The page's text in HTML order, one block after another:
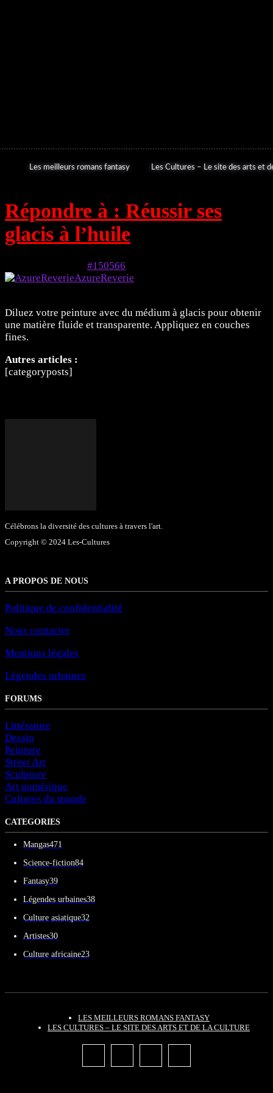
Les meilleurs romans fantasy Les Cultures – Le site des arts et
Répondre à : Réussir ses
glacis à l’huile
#150566
AzureReverie
Diluez votre peinture avec du médium à glacis pour obtenir
une matière fluide et transparente. Appliquez en couches
fines.
Autres articles :
[categoryposts]
Célébrons la diversité des cultures à travers l'art.
Copyright © 2024 Les-Cultures
A PROPOS DE NOUS
Politique de confidentialité
Nous contacter
Mentions légales
Légendes urbaines
FORUMS
Littérature
Dessin
Peinture
Street Art
Sculpture
Art numérique
Cultures du monde
CATEGORIES
Mangas471
Science-fiction84
Fantasy39
Légendes urbaines38
Culture asiatique32
Artistes30
Culture africaine23
LES MEILLEURS ROMANS FANTASY
LES CULTURES – LE SITE DES ARTS ET DE LA CULTURE